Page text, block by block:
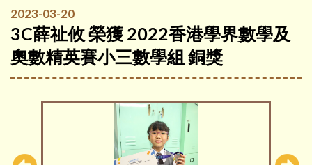
2023-03-20
3C薛祉攸 榮獲 2022香港學界數學及
奧數精英賽小三數學組 銅獎